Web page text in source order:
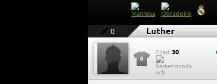
0 Luther
0
Edad: 30